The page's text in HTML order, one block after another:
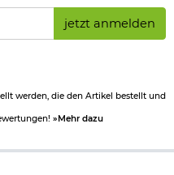
jetzt anmelden
werden, die den Artikel bestellt und
»Mehr dazu